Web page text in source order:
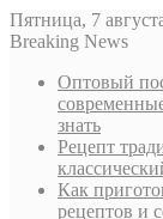
Пятница, 7
Breaking News
Оптовый
знать
Рецепт
Как
рецептов и